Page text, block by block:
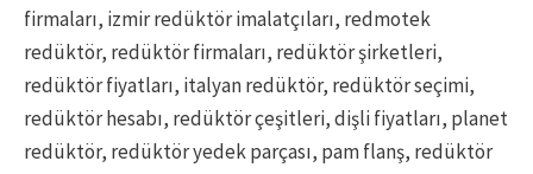
firmaları, izmir redüktör imalatçıları, redmotek
redüktör, redüktör firmaları, redüktör şirketleri,
redüktör fiyatları, italyan redüktör, redüktör seçimi,
redüktör hesabı, redüktör çeşitleri, dişli fiyatları, planet
redüktör, redüktör yedek parçası, pam flanş, redüktör